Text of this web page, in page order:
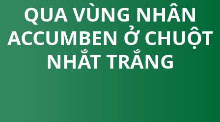
QUA VÙNG NHÂN
ACCUMBEN Ở CHUỘT
NHẮT TRẮNG